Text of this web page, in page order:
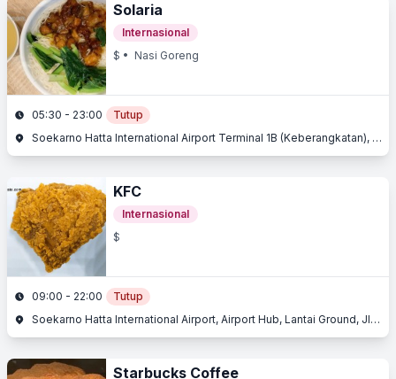
Solaria
Internasional
$ • Nasi Goreng
05:30 - 23:00
Tutup
Soekarno Hatta International Airport Terminal 1B (Keberangkatan), Jl. Raya Bandara, Benda, Tangerang, Banten
KFC
Internasional
$
09:00 - 22:00
Tutup
Soekarno Hatta International Airport, Airport Hub, Lantai Ground, Jl. Husein Sastranegara, Benda, Tangerang, Banten
Starbucks Coffee